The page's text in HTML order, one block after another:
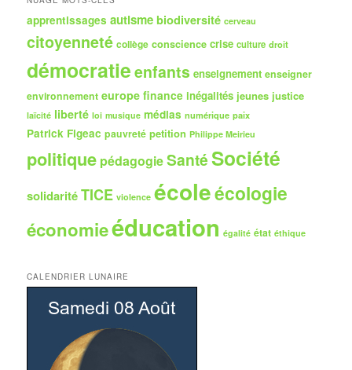
apprentissages autisme biodiversité cerveau
citoyenneté collège conscience crise culture droit
démocratieenfants enseignement enseigner
environnement europe finance inégalités jeunes justice
laïcité liberté loi musique médias numérique paix
Patrick Figeac pauvreté petition Philippe Meirieu
politique pédagogieSantéSociété
solidaritéTICE violence écoleécologie
économieéducation égalité état éthique
CALENDRIER LUNAIRE